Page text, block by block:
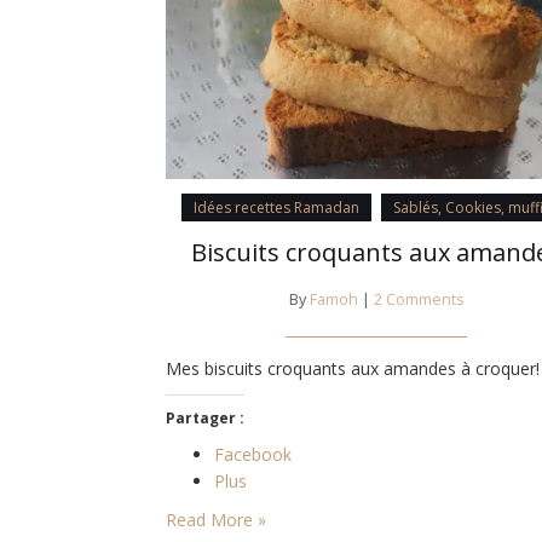
Idées recettes Ramadan Sablés, Cookies,
Biscuits croquants aux
By Famoh | 2 Comments
Mes biscuits croquants aux amandes à croquer!
Partager :
Facebook
Plus
Read More »